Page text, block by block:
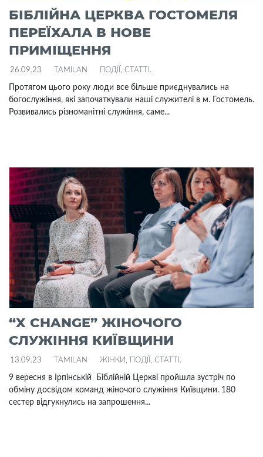
БІБЛІЙНА ЦЕРКВА ГОСТОМЕЛЯ
ПЕРЕЇХАЛА В НОВЕ
ПРИМІЩЕННЯ
26.09.23 TAMILAN ПОДІЇ , СТАТТІ .
Протягом цього року люди все більше приєднувались на
богослужіння, які започаткували наші служителі в м. Гостомель.
Розвивались різноманітні служіння, саме...
“X CHANGE” ЖІНОЧОГО
СЛУЖІННЯ КИЇВЩИНИ
13.09.23 TAMILAN ЖІНКИ , ПОДІЇ , СТАТТІ .
9 вересня в Ірпінській Біблійній Церкві пройшла зустріч по
обміну досвідом команд жіночого служіння Київщини. 180
сестер відгукнулись на запрошення...